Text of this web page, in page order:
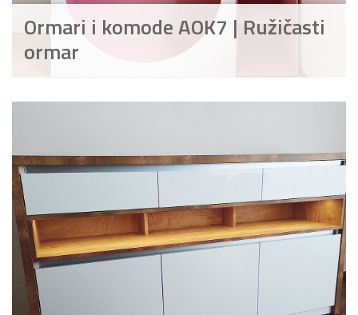
Ormari i komode AOK7 | Ružičasti
ormar